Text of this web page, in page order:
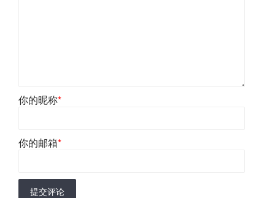
你的昵称*
你的邮箱*
提交评论